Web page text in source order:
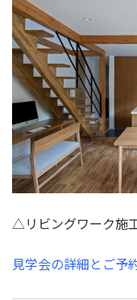
△リビングワーク施
見学会の詳細とご予